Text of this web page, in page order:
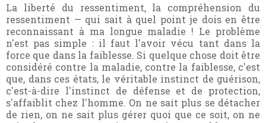
La liberté du ressentiment, la compréhension du
ressentiment — qui sait à quel point je dois en être
reconnaissant à ma longue maladie ! Le problème
n'est pas simple : il faut l'avoir vécu tant dans la
force que dans la faiblesse. Si quelque chose doit être
considéré contre la maladie, contre la faiblesse, c'est
que, dans ces états, le véritable instinct de guérison,
c'est-à-dire l'instinct de défense et de protection,
s'affaiblit chez l'homme. On ne sait plus se détacher
de rien, on ne sait plus gérer quoi que ce soit, on ne